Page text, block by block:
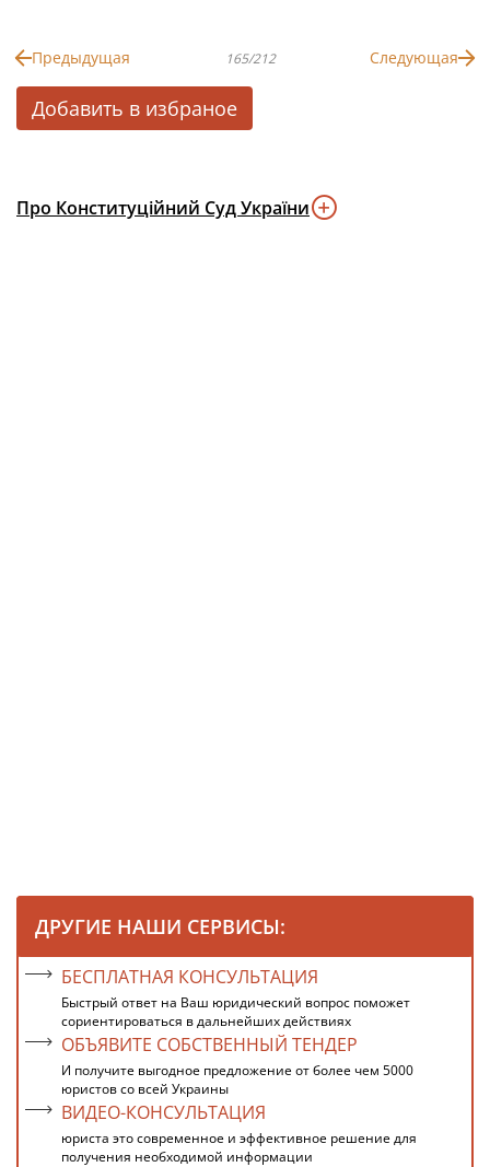
Предыдущая 165/212 Следующая
Добавить в избраное
Про Конституційний Суд України
ДРУГИЕ НАШИ СЕРВИСЫ:
БЕСПЛАТНАЯ КОНСУЛЬТАЦИЯ
Быстрый ответ на Ваш юридический вопрос поможет
сориентироваться в дальнейших действиях
ОБЪЯВИТЕ СОБСТВЕННЫЙ ТЕНДЕР
И получите выгодное предложение от более чем 5000
юристов со всей Украины
ВИДЕО-КОНСУЛЬТАЦИЯ
юриста это современное и эффективное решение для
получения необходимой информации